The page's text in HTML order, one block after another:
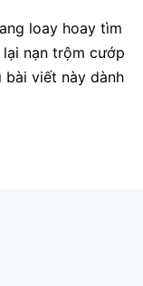
loay hoay tìm
nạn trộm cướp
bài viết này dành